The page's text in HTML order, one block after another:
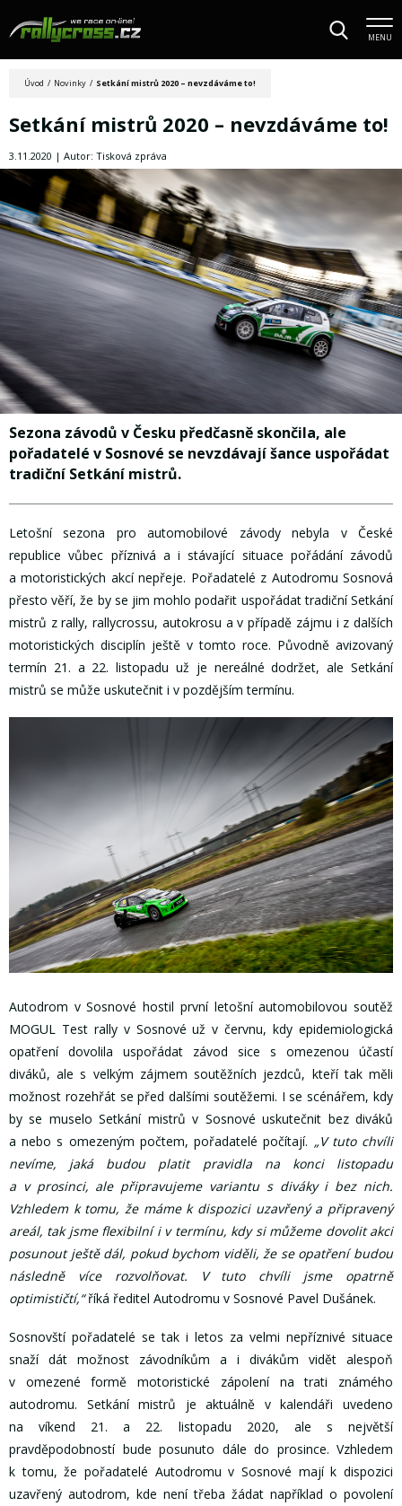
MENU
Úvod / Novinky / Setkání mistrů 2020 – nevzdáváme to!
Setkání mistrů 2020 – nevzdáváme to!
3.11.2020 | Autor: Tisková zpráva
Sezona závodů v Česku předčasně skončila, ale
pořadatelé v Sosnové se nevzdávají šance uspořádat
tradiční Setkání mistrů.
Letošní sezona pro automobilové závody nebyla v České
republice vůbec příznivá a i stávající situace pořádání závodů
a motoristických akcí nepřeje. Pořadatelé z Autodromu Sosnová
přesto věří, že by se jim mohlo podařit uspořádat tradiční Setkání
mistrů z rally, rallycrossu, autokrosu a v případě zájmu i z dalších
motoristických disciplín ještě v tomto roce. Původně avizovaný
termín 21. a 22. listopadu už je nereálné dodržet, ale Setkání
mistrů se může uskutečnit i v pozdějším termínu.
Autodrom v Sosnové hostil první letošní automobilovou soutěž
MOGUL Test rally v Sosnové už v červnu, kdy epidemiologická
opatření dovolila uspořádat závod sice s omezenou účastí
diváků, ale s velkým zájmem soutěžních jezdců, kteří tak měli
možnost rozehřát se před dalšími soutěžemi. I se scénářem, kdy
by se muselo Setkání mistrů v Sosnové uskutečnit bez diváků
a nebo s omezeným počtem, pořadatelé počítají. „V tuto chvíli
nevíme, jaká budou platit pravidla na konci listopadu
a v prosinci, ale připravujeme variantu s diváky i bez nich.
Vzhledem k tomu, že máme k dispozici uzavřený a připravený
areál, tak jsme flexibilní i v termínu, kdy si můžeme dovolit akci
posunout ještě dál, pokud bychom viděli, že se opatření budou
následně více rozvolňovat. V tuto chvíli jsme opatrně
optimističtí,“říká ředitel Autodromu v Sosnové Pavel Dušánek.
Sosnovští pořadatelé se tak i letos za velmi nepříznivé situace
snaží dát možnost závodníkům a i divákům vidět alespoň
v omezené formě motoristické zápolení na trati známého
autodromu. Setkání mistrů je aktuálně v kalendáři uvedeno
na víkend 21. a 22. listopadu 2020, ale s největší
pravděpodobností bude posunuto dále do prosince. Vzhledem
k tomu, že pořadatelé Autodromu v Sosnové mají k dispozici
uzavřený autodrom, kde není třeba žádat například o povolení